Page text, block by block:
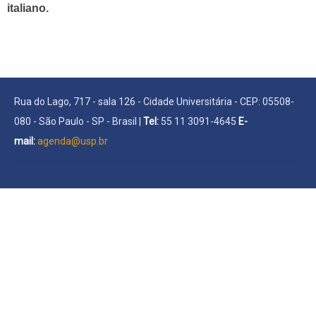
italiano.
Rua do Lago, 717 - sala 126 - Cidade Universitária - CEP: 05508-
080 - São Paulo - SP - Brasil | Tel: 55 11 3091-4645 E-
mail:agenda@usp.br